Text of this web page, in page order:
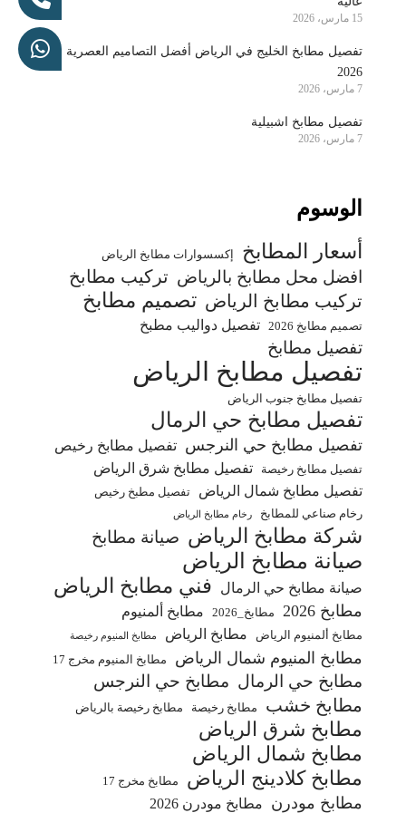
15 مارس، 2026
تفصيل مطابخ الخليج في الرياض أفضل التصاميم العصرية
2026
7 مارس، 2026
تفصيل مطابخ اشبيلية
7 مارس، 2026
الوسوم
أسعار المطابخ إكسسوارات مطابخ الرياض
افضل محل مطابخ بالرياض تركيب مطابخ
تركيب مطابخ الرياض تصميم مطابخ
تصميم مطابخ 2026 تفصيل دواليب مطبخ
تفصيل مطابخ
تفصيل مطابخ الرياض
تفصيل مطابخ جنوب الرياض
تفصيل مطابخ حي الرمال
تفصيل مطابخ حي النرجس تفصيل مطابخ رخيص
تفصيل مطابخ رخيصة
تفصيل مطابخ شرق الرياض
تفصيل مطابخ شمال الرياض
تفصيل مطبخ رخيص
رخام صناعي للمطابخ
رخام مطابخ الرياض
شركة مطابخ الرياض صيانة مطابخ
صيانة مطابخ الرياض
صيانة مطابخ حي الرمال فني مطابخ الرياض
مطابخ 2026 مطابخ_2026 مطابخ ألمنيوم
مطابخ ألمنيوم الرياض مطابخ الرياض مطابخ المنيوم رخيصة
مطابخ المنيوم شمال الرياض مطابخ المنيوم مخرج 17
مطابخ حي الرمال مطابخ حي النرجس
مطابخ خشب مطابخ رخيصة مطابخ رخيصة بالرياض
مطابخ شرق الرياض
مطابخ شمال الرياض
مطابخ كلادينج الرياض
مطابخ مخرج 17
مطابخ مودرن مطابخ مودرن 2026